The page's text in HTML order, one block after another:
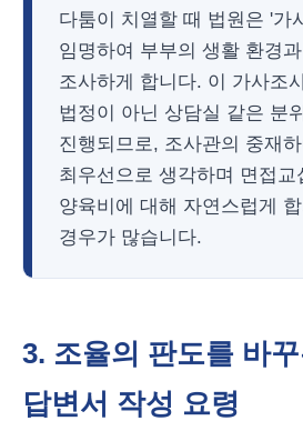
다툼이 치열할 때 법원은 '가
임명하여 부부의 생활 환경
조사하게 합니다. 이 가사조
법정이 아닌 상담실 같은 분
진행되므로, 조사관의 중재
최우선으로 생각하며 면접교
양육비에 대해 자연스럽게
경우가 많습니다.
3. 조율의 판도를 바꾸
답변서 작성 요령